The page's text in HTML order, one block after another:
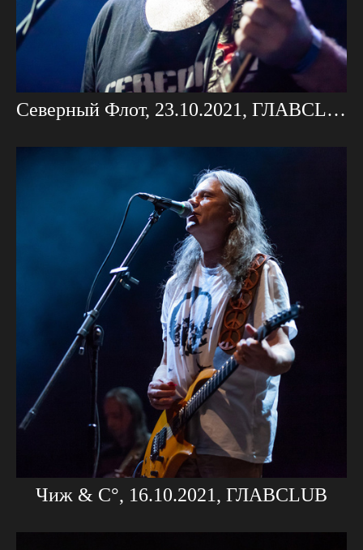
Северный Флот, 23.10.2021, ГЛАВCLUB
Чиж & C°, 16.10.2021, ГЛАВCLUB